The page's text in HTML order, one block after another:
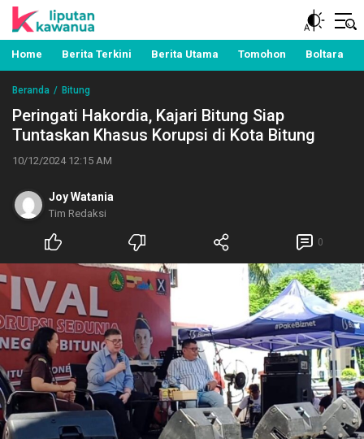
Liputan Kawanua
Berita Manado, Sulawesi Utara, Kawanua, Politik,
Pemerintahan, Hukum Kriminal dan Nasional
Home Berita Terkini Berita Utama Tomohon Boltara
Beranda Bitung
Peringati Hakordia, Kajari Bitung Siap
Tuntaskan Khasus Korupsi di Kota Bitung
10/12/2024 12:15 AM
Joy Watania
Tim Redaksi
0